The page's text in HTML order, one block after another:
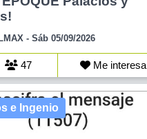
- Sáb 05/09/2026
47 Me interesa
e Ingenio